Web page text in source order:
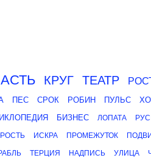
КРУГ ТЕАТР
ПЕС СРОК РОБИН ПУЛЬС
БИЗНЕС ЛОПАТА
ИСКРА ПРОМЕЖУТОК
ТЕРЦИЯ НАДПИСЬ УЛИЦА